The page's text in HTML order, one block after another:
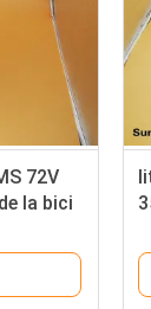
72V
la bici